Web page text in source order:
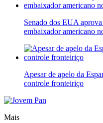
Senado dos EUA
embaixador americano
Apesar de apelo da
controle fronteiriço
Mais